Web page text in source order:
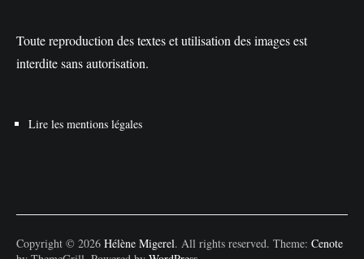
Toute reproduction des textes et utilisation des images est
interdite sans autorisation.
Lire les mentions légales
Copyright © 2026 Hélène Migerel. All rights reserved. Theme: Cenote